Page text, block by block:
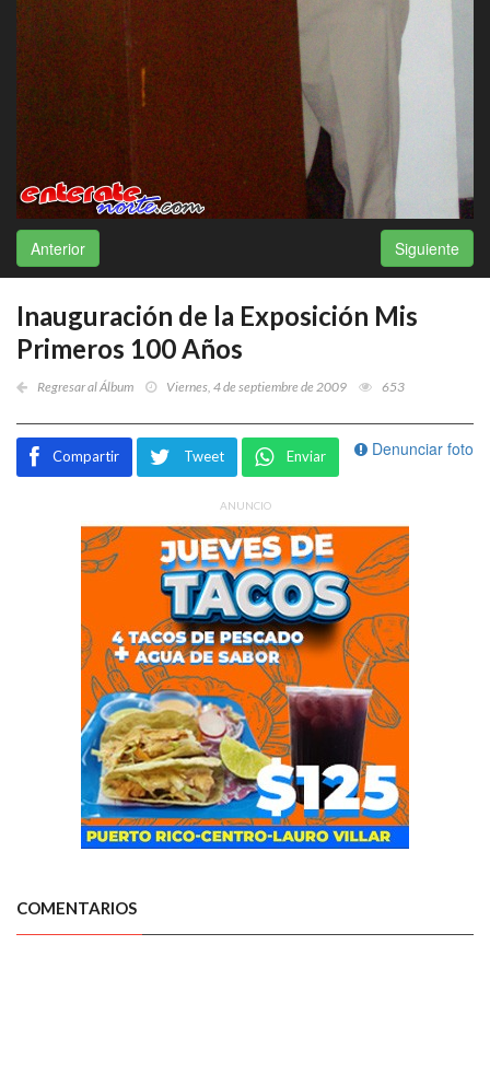
Anterior Siguiente
Inauguración de la Exposición Mis
Primeros 100 Años
Regresar al Álbum Viernes, 4 de septiembre de 2009 653
Denunciar foto
Compartir Tweet Enviar
ANUNCIO
COMENTARIOS